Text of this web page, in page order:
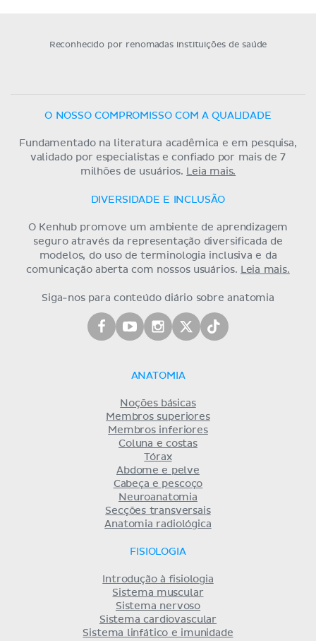
Reconhecido por renomadas instituições de saúde
O NOSSO COMPROMISSO COM A QUALIDADE
Fundamentado na literatura acadêmica e em pesquisa,
validado por especialistas e confiado por mais de 7
milhões de usuários. Leia mais.
DIVERSIDADE E INCLUSÃO
O Kenhub promove um ambiente de aprendizagem
seguro através da representação diversificada de
modelos, do uso de terminologia inclusiva e da
comunicação aberta com nossos usuários. Leia mais.
Siga-nos para conteúdo diário sobre anatomia
ANATOMIA
Noções básicas
Membros superiores
Membros inferiores
Coluna e costas
Tórax
Abdome e pelve
Cabeça e pescoço
Neuroanatomia
Secções transversais
Anatomia radiológica
FISIOLOGIA
Introdução à fisiologia
Sistema muscular
Sistema nervoso
Sistema cardiovascular
Sistema linfático e imunidade